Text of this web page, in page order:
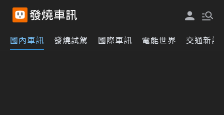
國內車訊 發燒試駕 國際車訊 電能世界 交通新訊